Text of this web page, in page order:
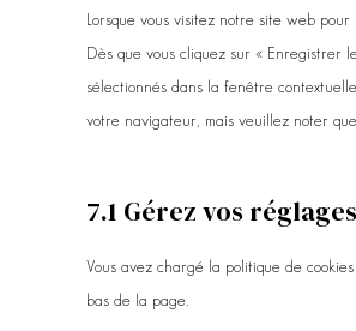
Lorsque vous visitez notre site web
Dès que vous cliquez sur « Enregistrer
sélectionnés dans la fenêtre
votre navigateur, mais veuillez noter
7.1 Gérez vos
Vous avez chargé la politique de
bas de la page.